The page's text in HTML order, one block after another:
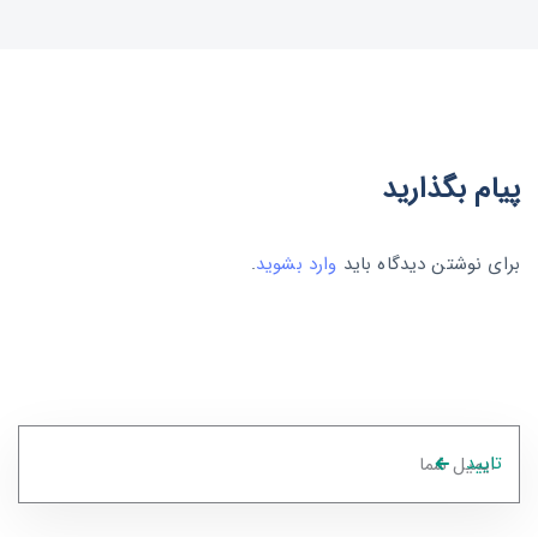
پیام بگذارید
برای نوشتن دیدگاه باید وارد بشوید.
تایید